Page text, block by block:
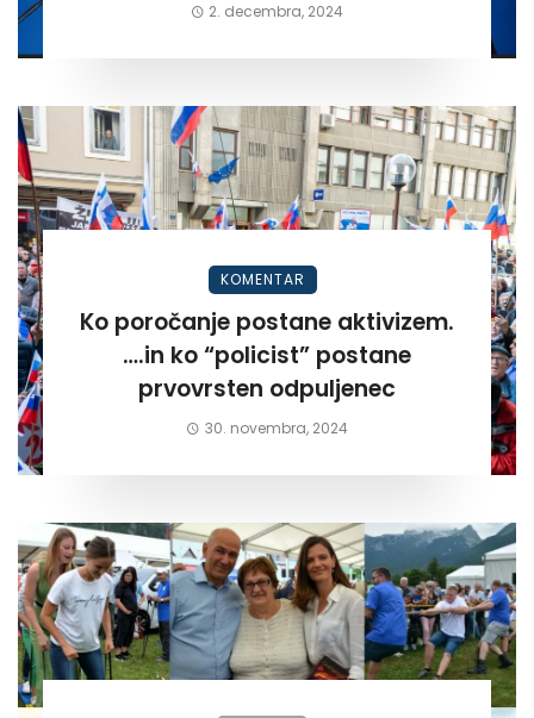
2. decembra, 2024
KOMENTAR
Ko poročanje postane aktivizem.
….in ko “policist” postane
prvovrsten odpuljenec
30. novembra, 2024